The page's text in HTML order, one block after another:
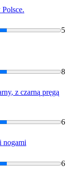
5
8
, z czarną pręgą
6
nogami
6